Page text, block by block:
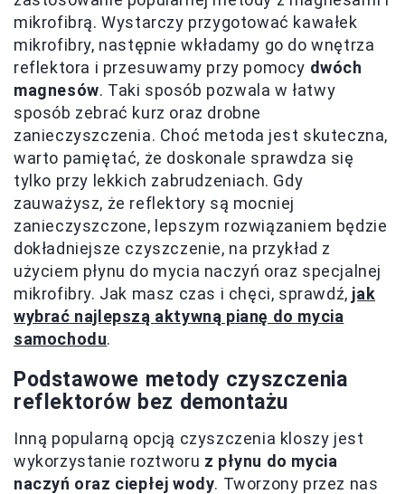
mikrofibrą. Wystarczy przygotować kawałek
mikrofibry, następnie wkładamy go do wnętrza
reflektora i przesuwamy przy pomocy dwóch
magnesów. Taki sposób pozwala w łatwy
sposób zebrać kurz oraz drobne
zanieczyszczenia. Choć metoda jest skuteczna,
warto pamiętać, że doskonale sprawdza się
tylko przy lekkich zabrudzeniach. Gdy
zauważysz, że reflektory są mocniej
zanieczyszczone, lepszym rozwiązaniem będzie
dokładniejsze czyszczenie, na przykład z
użyciem płynu do mycia naczyń oraz specjalnej
mikrofibry. Jak masz czas i chęci, sprawdź, jak
wybrać najlepszą aktywną pianę do mycia
samochodu.
Podstawowe metody czyszczenia
reflektorów bez demontażu
Inną popularną opcją czyszczenia kloszy jest
wykorzystanie roztworu z płynu do mycia
naczyń oraz ciepłej wody. Tworzony przez nas